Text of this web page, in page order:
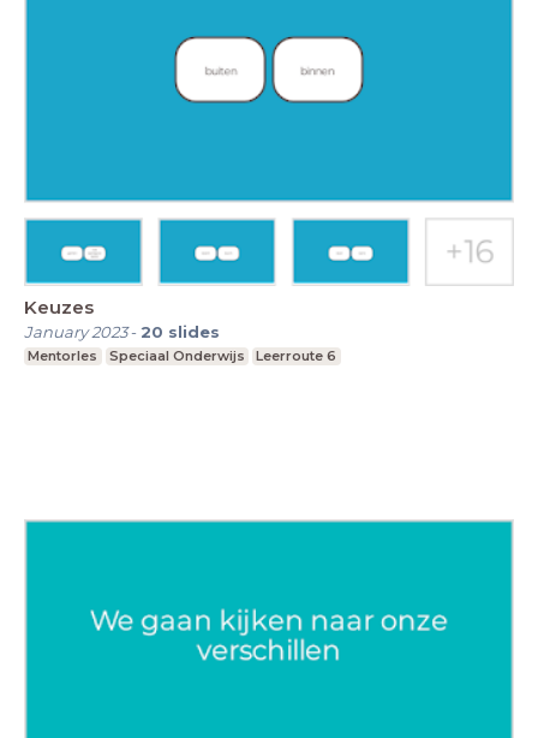
Keuzes
January 2023- 20 slides
Mentorles Speciaal Onderwijs Leerroute 6